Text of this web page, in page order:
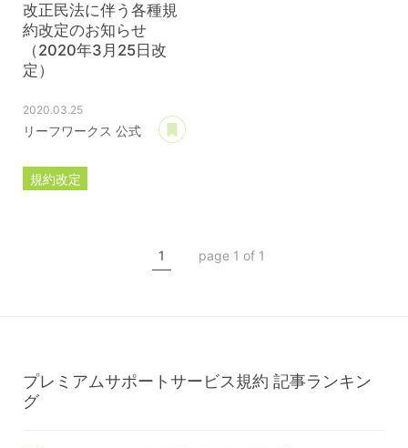
改正民法に伴う各種規
約改定のお知らせ
（2020年3月25日改
定）
2020.03.25
リーフワークス 公式
規約改定
1 page 1 of 1
プレミアムサポートサービス規約 記事ランキン
グ